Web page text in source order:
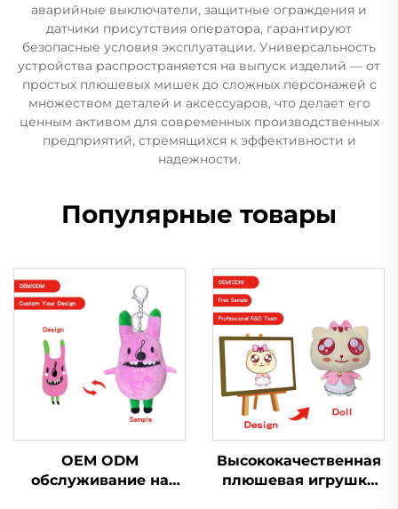
аварийные выключатели, защитные ограждения и
датчики присутствия оператора, гарантируют
безопасные условия эксплуатации. Универсальность
устройства распространяется на выпуск изделий — от
простых плюшевых мишек до сложных персонажей с
множеством деталей и аксессуаров, что делает его
ценным активом для современных производственных
предприятий, стремящихся к эффективности и
надежности.
Популярные товары
OEM ODM
обслуживание на
Высококачественная
плюшевая игрушка